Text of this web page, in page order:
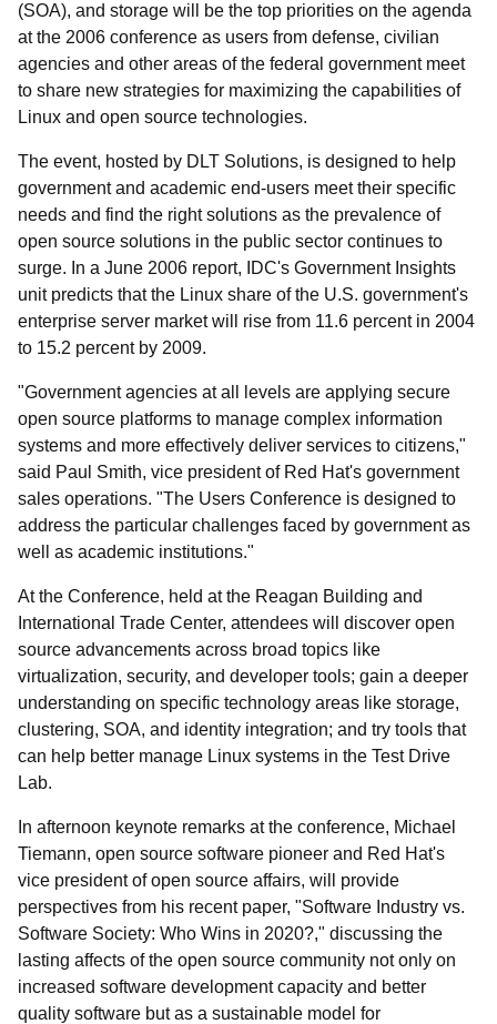
(SOA), and storage will be the top priorities on the agenda
at the 2006 conference as users from defense, civilian
agencies and other areas of the federal government meet
to share new strategies for maximizing the capabilities of
Linux and open source technologies.
The event, hosted by DLT Solutions, is designed to help
government and academic end-users meet their specific
needs and find the right solutions as the prevalence of
open source solutions in the public sector continues to
surge. In a June 2006 report, IDC's Government Insights
unit predicts that the Linux share of the U.S. government's
enterprise server market will rise from 11.6 percent in 2004
to 15.2 percent by 2009.
"Government agencies at all levels are applying secure
open source platforms to manage complex information
systems and more effectively deliver services to citizens,"
said Paul Smith, vice president of Red Hat's government
sales operations. "The Users Conference is designed to
address the particular challenges faced by government as
well as academic institutions."
At the Conference, held at the Reagan Building and
International Trade Center, attendees will discover open
source advancements across broad topics like
virtualization, security, and developer tools; gain a deeper
understanding on specific technology areas like storage,
clustering, SOA, and identity integration; and try tools that
can help better manage Linux systems in the Test Drive
Lab.
In afternoon keynote remarks at the conference, Michael
Tiemann, open source software pioneer and Red Hat's
vice president of open source affairs, will provide
perspectives from his recent paper, "Software Industry vs.
Software Society: Who Wins in 2020?," discussing the
lasting affects of the open source community not only on
increased software development capacity and better
quality software but as a sustainable model for